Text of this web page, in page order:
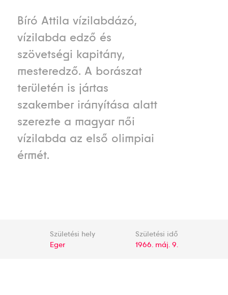
Bíró Attila vízilabdázó,
vízilabda edző és
szövetségi kapitány,
mesteredző. A borászat
területén is jártas
szakember irányítása alatt
szerezte a magyar női
vízilabda az első olimpiai
érmét.
Születési hely
Eger
Születési idő
1966. máj. 9.